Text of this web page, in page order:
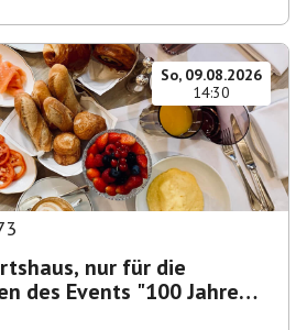
So, 09.08.2026
14:30
nur für die
des Events "100 Jahre